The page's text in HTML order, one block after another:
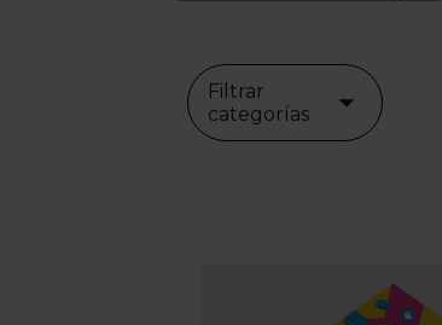
Filtrar
categorías